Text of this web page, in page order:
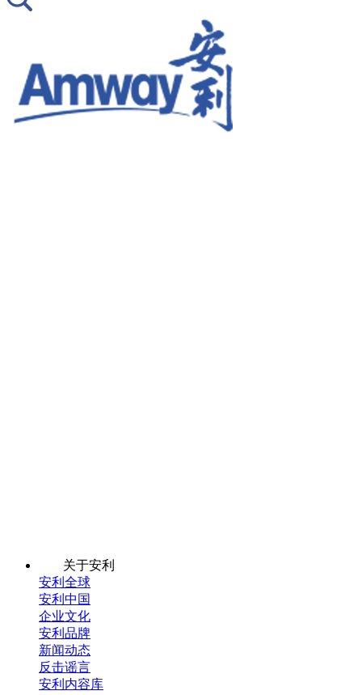
关于安利
安利全球
安利中国
企业文化
安利品牌
新闻动态
反击谣言
安利内容库